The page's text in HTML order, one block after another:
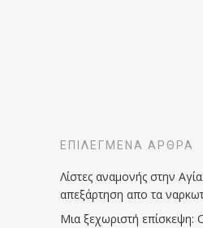
ΕΠΙΛΕΓΜΈΝΑ ΆΡΘΡΑ
Λίστες αναμονής στην
απεξάρτηση απο τα
Μια ξεχωριστή επίσκεψη: